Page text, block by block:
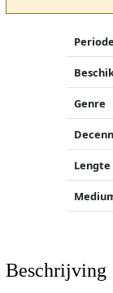
Periode
Genre
Lengte
Beschrijving